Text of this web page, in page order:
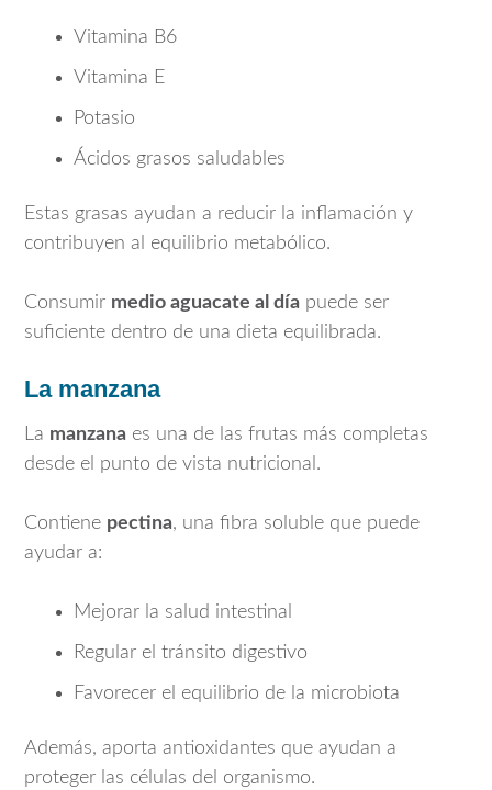
Vitamina B6
Vitamina E
Potasio
Ácidos grasos saludables
Estas grasas ayudan a reducir la inflamación y
contribuyen al equilibrio metabólico.
Consumir medio aguacate al día puede ser
suficiente dentro de una dieta equilibrada.
La manzana
La manzana es una de las frutas más completas
desde el punto de vista nutricional.
Contiene pectina, una fibra soluble que puede
ayudar a:
Mejorar la salud intestinal
Regular el tránsito digestivo
Favorecer el equilibrio de la microbiota
Además, aporta antioxidantes que ayudan a
proteger las células del organismo.